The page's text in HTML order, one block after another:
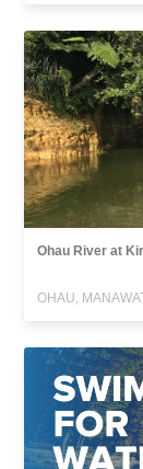
Ohau River at
OHAU,